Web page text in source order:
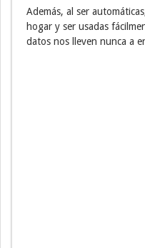
Además, al ser
hogar y ser usadas
datos nos lleven nunca a